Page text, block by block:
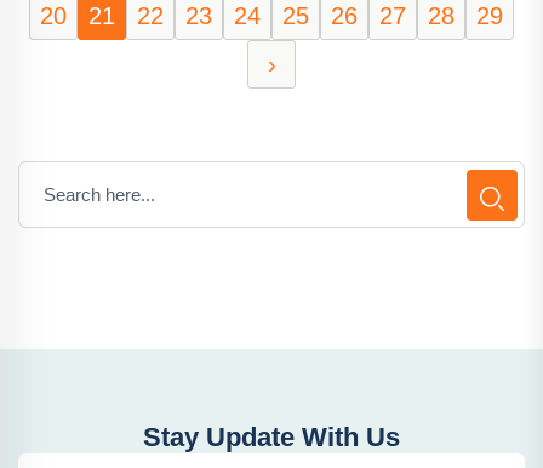
20
21 22 23 24 25 26 27 28
29
›
Stay Update With Us